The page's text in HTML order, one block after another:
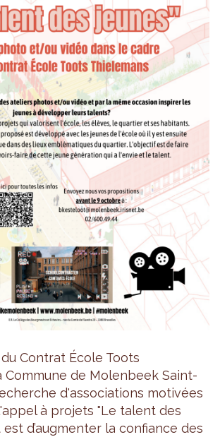
Contrat École Toots
Commune de Molenbeek Saint-
d'associations motivées
à projets "Le talent des
d’augmenter la confiance des